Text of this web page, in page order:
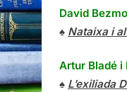
David
♠ Nataixa i
Artur Bladé i
♠ L’exiliada